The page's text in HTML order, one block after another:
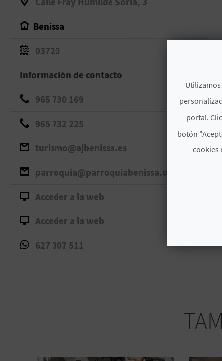
Benissa
03720
Información de contacto
965 730 169
965 732 225
turismo@ajbenissa.es
parroquia@parroquiabenissa.org
Acceder a la web
Acceder a la web
627 307 511
portal.
botón
cookies